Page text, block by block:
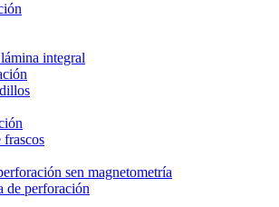
integral
sen magnetometría
de perforación